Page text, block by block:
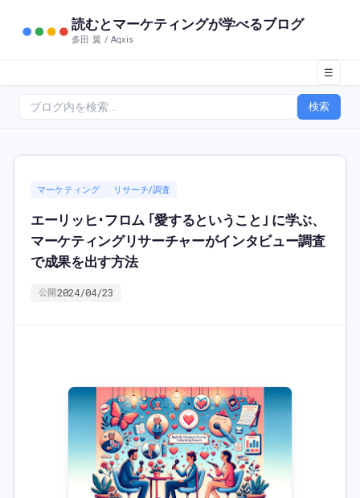
読むとマーケティングが学べるブログ
多田 翼 / Aqxis
☰
検索
マーケティング リサーチ/調査
エーリッヒ･フロム ｢愛するということ｣ に学ぶ、
マーケティングリサーチャーがインタビュー調査
で成果を出す方法
公開2024/04/23